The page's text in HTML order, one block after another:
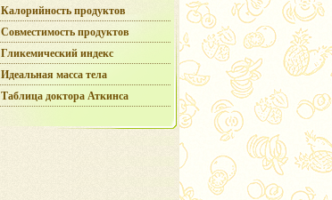
Калорийность продуктов
Совместимость продуктов
Гликемический индекс
Идеальная масса тела
Таблица доктора Аткинса